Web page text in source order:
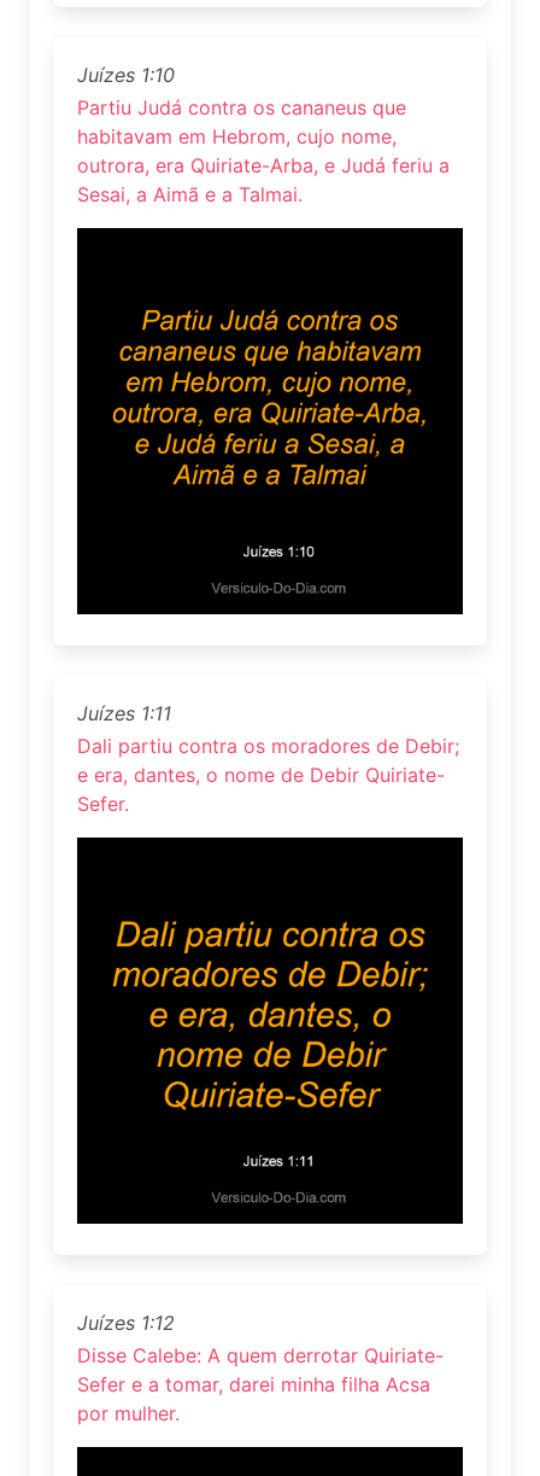
Juízes 1:10
Partiu Judá contra os cananeus que
habitavam em Hebrom, cujo nome,
outrora, era Quiriate-Arba, e Judá feriu a
Sesai, a Aimã e a Talmai.
Juízes 1:11
Dali partiu contra os moradores de Debir;
e era, dantes, o nome de Debir Quiriate-
Sefer.
Juízes 1:12
Disse Calebe: A quem derrotar Quiriate-
Sefer e a tomar, darei minha filha Acsa
por mulher.